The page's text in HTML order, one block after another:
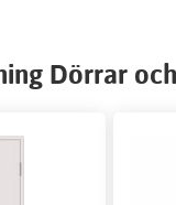
Dörrar